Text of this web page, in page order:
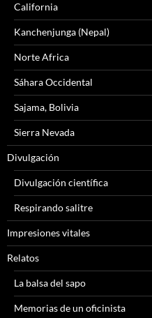
California
Kanchenjunga (Nepal)
Norte Africa
Sáhara Occidental
Sajama, Bolivia
Sierra Nevada
Divulgación
Divulgación científica
Respirando salitre
Impresiones vitales
Relatos
La balsa del sapo
Memorias de un oficinista